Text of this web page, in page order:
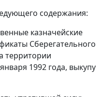
содержания:
казначейские
Сберегательного
территории
1992 года, выкупу